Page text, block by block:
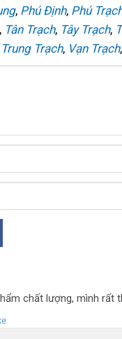
, Phú Định, Phú
, Tân Trạch, Tây Trạch,
Trung Trạch, Vạn Trạch,
chất lượng, mình rất